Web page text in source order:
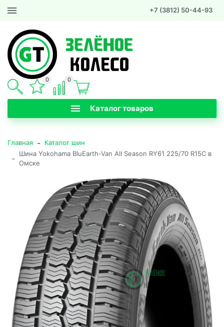
+7 (3812) 50-44-93
Каталог товаров
0 0
Главная - Каталог шин
-
Шина Yokohama BluEarth-Van All Season RY61 225/70 R15C в
Омске